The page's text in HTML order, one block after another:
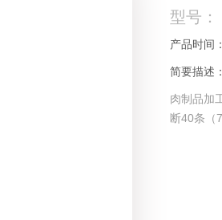
型号：
产品时间
简要描述：
肉制品加
断40条（